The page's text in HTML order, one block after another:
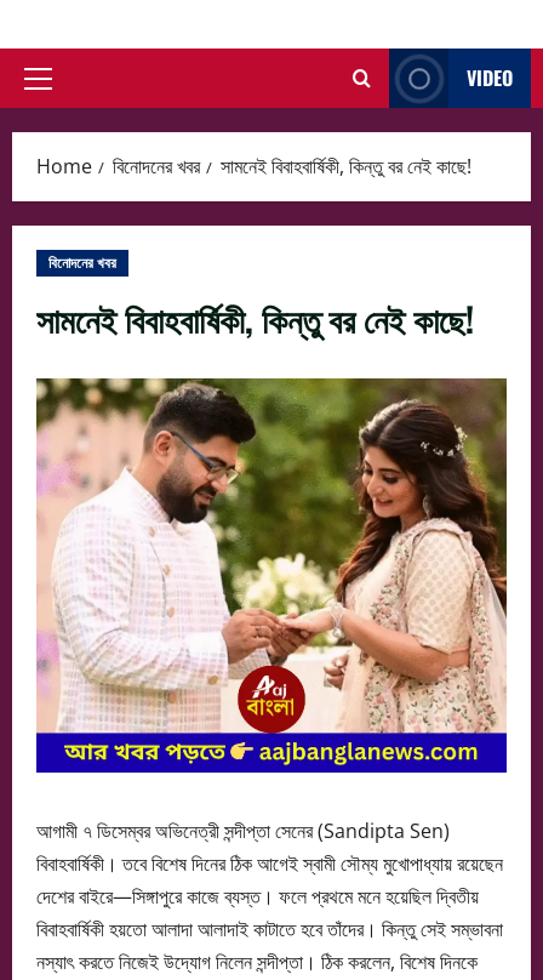
to
contentPrimary
VIDEO
Home বিনোদনের খবর সামনেই বিবাহবার্ষিকী, কিন্তু বর নেই কাছে!
বিনোদনের খবর
সামনেই বিবাহবার্ষিকী, কিন্তু বর নেই কাছে!
আগামী ৭ ডিসেম্বর অভিনেত্রী সন্দীপ্তা সেনের (Sandipta Sen)
বিবাহবার্ষিকী। তবে বিশেষ দিনের ঠিক আগেই স্বামী সৌম্য মুখোপাধ্যায় রয়েছেন
দেশের বাইরে—সিঙ্গাপুরে কাজে ব্যস্ত। ফলে প্রথমে মনে হয়েছিল দ্বিতীয়
বিবাহবার্ষিকী হয়তো আলাদা আলাদাই কাটাতে হবে তাঁদের। কিন্তু সেই সম্ভাবনা
নস্যাৎ করতে নিজেই উদ্যোগ নিলেন সন্দীপ্তা। ঠিক করলেন, বিশেষ দিনকে